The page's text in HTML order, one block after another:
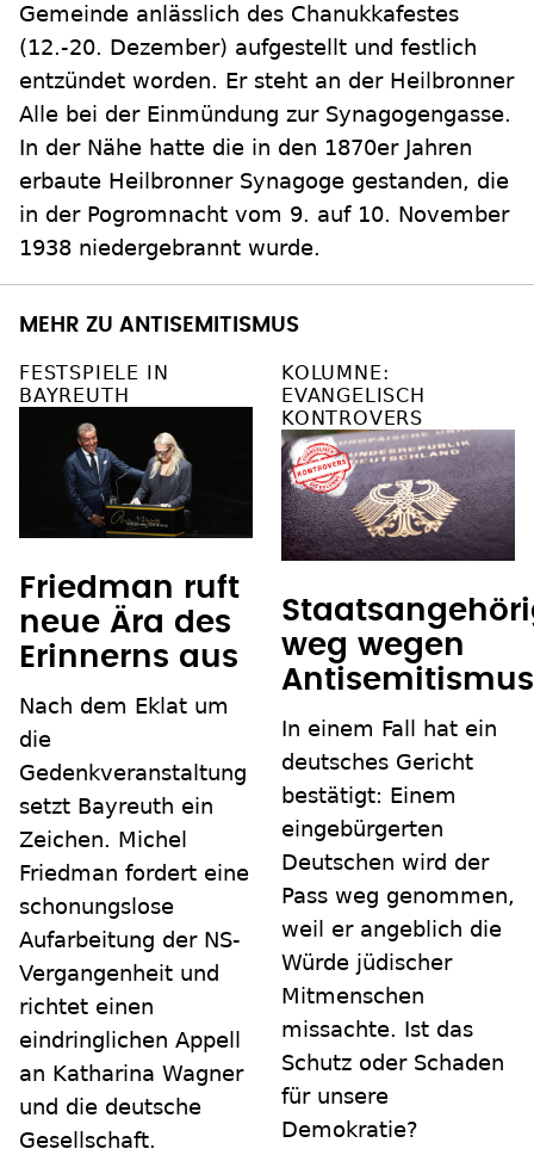
Gemeinde anlässlich des Chanukkafestes
(12.-20. Dezember) aufgestellt und festlich
entzündet worden. Er steht an der Heilbronner
Alle bei der Einmündung zur Synagogengasse.
In der Nähe hatte die in den 1870er Jahren
erbaute Heilbronner Synagoge gestanden, die
in der Pogromnacht vom 9. auf 10. November
1938 niedergebrannt wurde.
MEHR ZU ANTISEMITISMUS
FESTSPIELE IN
BAYREUTH
Friedman ruft
neue Ära des
Erinnerns aus
Nach dem Eklat um
die
Gedenkveranstaltung
setzt Bayreuth ein
Zeichen. Michel
Friedman fordert eine
schonungslose
Aufarbeitung der NS-
Vergangenheit und
richtet einen
eindringlichen Appell
an Katharina Wagner
und die deutsche
Gesellschaft.
KOLUMNE:
EVANGELISCH
KONTROVERS
weg wegen
In einem Fall hat ein
deutsches Gericht
bestätigt: Einem
eingebürgerten
Deutschen wird der
Pass weg genommen,
weil er angeblich die
Würde jüdischer
Mitmenschen
missachte. Ist das
Schutz oder Schaden
für unsere
Demokratie?